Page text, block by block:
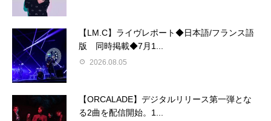
【LM.C】ライヴレポート◆日本語/フランス語
版 同時掲載◆7月1...
2026.08.05
【ORCALADE】デジタルリリース第一弾とな
る2曲を配信開始。1...